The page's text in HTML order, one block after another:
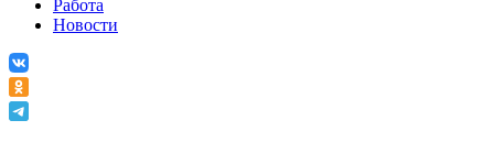
Работа
Новости